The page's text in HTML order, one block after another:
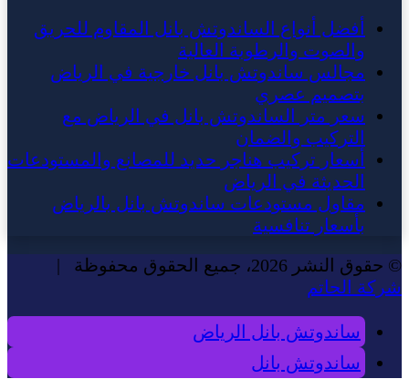
أفضل أنواع الساندوتش بانل المقاوم للحريق
والصوت والرطوبة العالية
مجالس ساندوتش بانل خارجية في الرياض
بتصميم عصري
سعر متر الساندوتش بانل في الرياض مع
التركيب والضمان
أسعار تركيب هناجر حديد للمصانع والمستودعات
الحديثة في الرياض
مقاول مستودعات ساندوتش بانل بالرياض
بأسعار تنافسية
© حقوق النشر 2026، جميع الحقوق محفوظة |
شركة الحاتم
ساندوتش بانل الرياض
ساندوتش بانل